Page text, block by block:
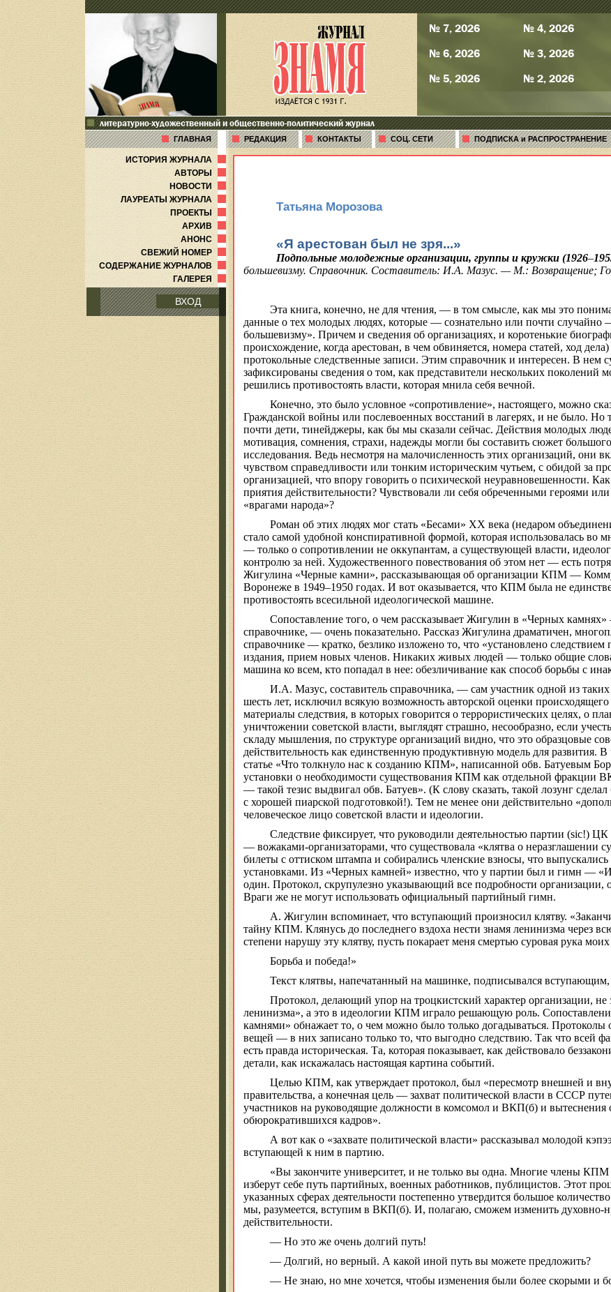
№ 7, 2026
№ 6, 2026
№ 5, 2026
№ 4, 2026
№ 3, 2026
№ 2, 2026
литературно-художественный и общественно-политический журнал
ГЛАВНАЯ РЕДАКЦИЯ КОНТАКТЫ СОЦ. СЕТИ ПОДПИСКА и РАСПРОСТРАНЕНИЕ
ИСТОРИЯ ЖУРНАЛА
АВТОРЫ
НОВОСТИ
ЛАУРЕАТЫ ЖУРНАЛА
ПРОЕКТЫ
АРХИВ
АНОНС
СВЕЖИЙ НОМЕР
СОДЕРЖАНИЕ ЖУРНАЛОВ
ГАЛЕРЕЯ
ВХОД
Татьяна Морозова
«Я арестован был не зря...»
Подпольные молодежные организации, группы и кружки (1926–
большевизму. Справочник. Составитель: И.А. Мазус. — М.: Возвращение;
Эта книга, конечно, не для чтения, — в том смысле, как мы это
данные о тех молодых людях, которые — сознательно или почти случайно
большевизму». Причем и сведения об организациях, и коротенькие
происхождение, когда арестован, в чем обвиняется, номера статей, ход
протокольные следственные записи. Этим справочник и интересен. В нем
зафиксированы сведения о том, как представители нескольких поколений
решились противостоять власти, которая мнила себя вечной.
Конечно, это было условное «сопротивление», настоящего, можно
Гражданской войны или послевоенных восстаний в лагерях, и не было. Но
почти дети, тинейджеры, как бы мы сказали сейчас. Действия молодых
мотивация, сомнения, страхи, надежды могли бы составить сюжет
исследования. Ведь несмотря на малочисленность этих организаций, они
чувством справедливости или тонким историческим чутьем, с обидой за
организацией, что впору говорить о психической неуравновешенности.
приятия действительности? Чувствовали ли себя обреченными героями
«врагами народа»?
Роман об этих людях мог стать «Бесами» ХХ века (недаром
стало самой удобной конспиративной формой, которая использовалась во
— только о сопротивлении не оккупантам, а существующей власти,
контролю за ней. Художественного повествования об этом нет — есть
Жигулина «Черные камни», рассказывающая об организации КПМ —
Воронеже в 1949–1950 годах. И вот оказывается, что КПМ была не
противостоять всесильной идеологической машине.
Сопоставление того, о чем рассказывает Жигулин в «Черных
справочнике, — очень показательно. Рассказ Жигулина драматичен,
справочнике — кратко, безлико изложено то, что «установлено
издания, прием новых членов. Никаких живых людей — только общие
машина ко всем, кто попадал в нее: обезличивание как способ борьбы с
И.А. Мазус, составитель справочника, — сам участник одной из
шесть лет, исключил всякую возможность авторской оценки
материалы следствия, в которых говорится о террористических целях, о
уничтожении советской власти, выглядят страшно, несообразно, если
складу мышления, по структуре организаций видно, что это образцовые
действительность как единственную продуктивную модель для развития.
статье «Что толкнуло нас к созданию КПМ», написанной обв. Батуевым
установки о необходимости существования КПМ как отдельной фракции
— такой тезис выдвигал обв. Батуев». (К слову сказать, такой лозунг
с хорошей пиарской подготовкой!). Тем не менее они действительно
человеческое лицо советской власти и идеологии.
Следствие фиксирует, что руководили деятельностью партии (sic!) ЦК
— вожаками-организаторами, что существовала «клятва о неразглашении
билеты с оттиском штампа и собирались членские взносы, что
установками. Из «Черных камней» известно, что у партии был и гимн —
один. Протокол, скрупулезно указывающий все подробности организации,
Враги же не могут использовать официальный партийный гимн.
А. Жигулин вспоминает, что вступающий произносил клятву.
тайну КПМ. Клянусь до последнего вздоха нести знамя ленинизма через
степени нарушу эту клятву, пусть покарает меня смертью суровая рука
Борьба и победа!»
Текст клятвы, напечатанный на машинке, подписывался вступающим
Протокол, делающий упор на троцкистский характер организации, не
ленинизма», а это в идеологии КПМ играло решающую роль.
камнями» обнажает то, о чем можно было только догадываться. Протоколы
вещей — в них записано только то, что выгодно следствию. Так что всей
есть правда историческая. Та, которая показывает, как действовало
детали, как искажалась настоящая картина событий.
Целью КПМ, как утверждает протокол, был «пересмотр внешней и
правительства, а конечная цель — захват политической власти в СССР
участников на руководящие должности в комсомол и ВКП(б) и
обюрократившихся кадров».
А вот как о «захвате политической власти» рассказывал молодой
вступающей к ним в партию.
«Вы закончите университет, и не только вы одна. Многие члены КПМ
изберут себе путь партийных, военных работников, публицистов. Этот
указанных сферах деятельности постепенно утвердится большое
мы, разумеется, вступим в ВКП(б). И, полагаю, сможем изменить духовно-
действительности.
— Но это же очень долгий путь!
— Долгий, но верный. А какой иной путь вы можете предложить?
— Не знаю, но мне хочется, чтобы изменения были более скорыми и